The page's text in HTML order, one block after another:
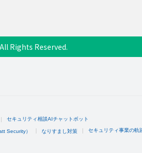
Rights Reserved.